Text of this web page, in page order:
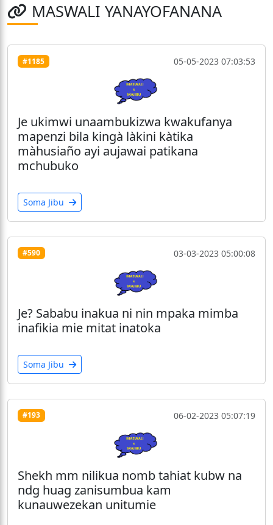
MASWALI YANAYOFANANA
#1185 05-05-2023 07:03:53
Je ukimwi unaambukizwa kwakufanya
mapenzi bila kingà làkini kàtika
màhusiaño ayi aujawai patikana
mchubuko
Soma Jibu
#590 03-03-2023 05:00:08
Je? Sababu inakua ni nin mpaka mimba
inafikia mie mitat inatoka
Soma Jibu
#193 06-02-2023 05:07:19
Shekh mm nilikua nomb tahiat kubw na
ndg huag zanisumbua kam
kunauwezekan unitumie